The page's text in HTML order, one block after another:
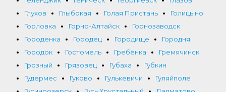
Глухов
Глыбокая Голая Пристань
Голицыно
Горловка
Горно-Алтайск
Горнозаводск
Городенка
Городец Городище
Городня
Городок
Гостомель Гребёнка
Гремячинск
Грозный
Грязовец Губаха
Губкин
Гудермес
Гуково Гулькевичи
Гуляйполе